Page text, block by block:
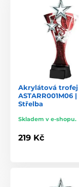
Akrylátová trofej
ASTARR001M06 |
Střelba
Skladem v e-shopu.
219 Kč